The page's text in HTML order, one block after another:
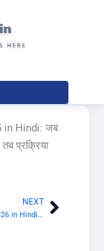
in Hindi: जब
प्रक्रिया
NEXT
CrPC Section 326 in Hindi: एक मजिस्ट्रेट द्वारा भागतः और दूसरे द्वारा भागतः अभिलिखित साक्ष्य पर दोषसिद्धि या सुपुर्दगी Next